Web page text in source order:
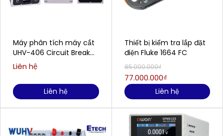
Máy phân tích máy cắt
UHV-406 Circuit Breaker
Analyzer (Double
Grounded)
Liên hệ
Liên hệ
Thiết bị kiểm tra lắp đặt
điện Fluke 1664 FC
85.000.000₫
77.000.000₫
Liên hệ